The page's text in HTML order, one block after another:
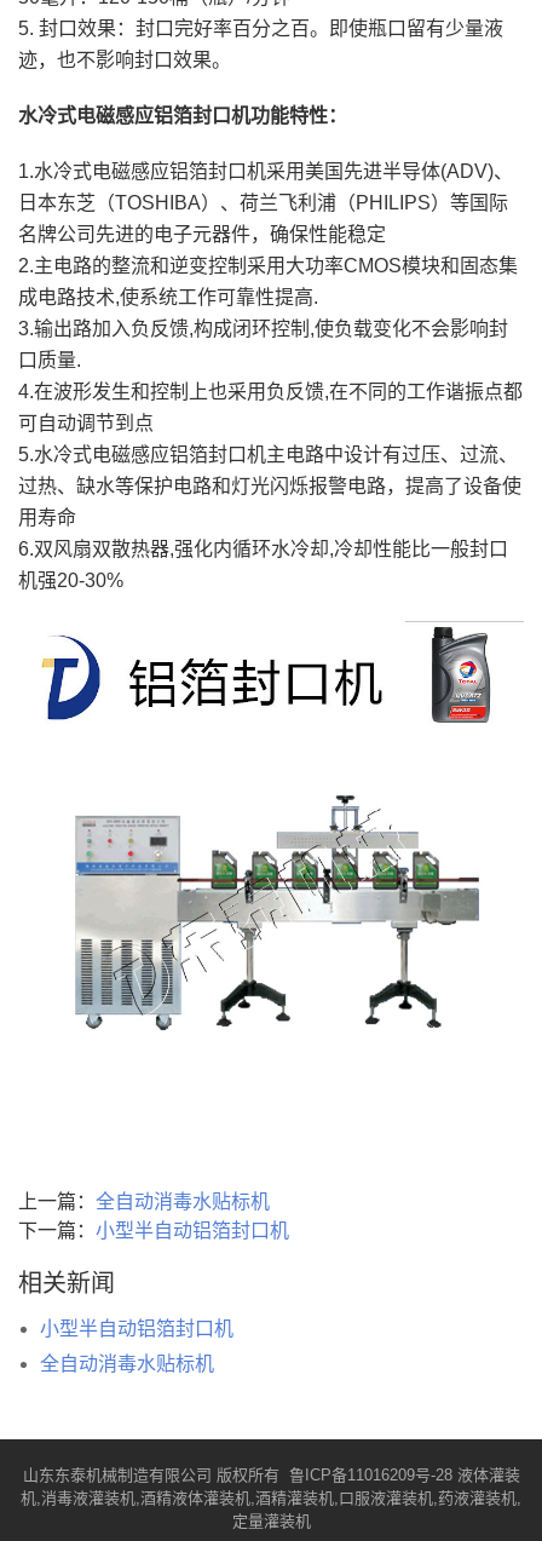
5. 封口效果：封口完好率百分之百。即使瓶口留有少量液
迹，也不影响封口效果。
水冷式电磁感应铝箔封口机功能特性：
1.水冷式电磁感应铝箔封口机采用美国先进半导体(ADV)、
日本东芝（TOSHIBA）、荷兰飞利浦（PHILIPS）等国际
名牌公司先进的电子元器件，确保性能稳定
2.主电路的整流和逆变控制采用大功率CMOS模块和固态集
成电路技术,使系统工作可靠性提高.
3.输出路加入负反馈,构成闭环控制,使负载变化不会影响封
口质量.
4.在波形发生和控制上也采用负反馈,在不同的工作谐振点都
可自动调节到点
5.水冷式电磁感应铝箔封口机主电路中设计有过压、过流、
过热、缺水等保护电路和灯光闪烁报警电路，提高了设备使
用寿命
6.双风扇双散热器,强化内循环水冷却,冷却性能比一般封口
机强20-30%
上一篇： 全自动消毒水贴标机
下一篇： 小型半自动铝箔封口机
相关新闻
小型半自动铝箔封口机
全自动消毒水贴标机
山东东泰机械制造有限公司 版权所有 鲁ICP备11016209号-28液体灌装
机,消毒液灌装机,酒精液体灌装机,酒精灌装机,口服液灌装机,药液灌装机,
定量灌装机